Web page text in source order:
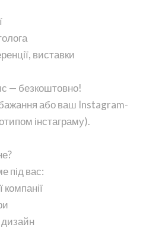
виставки
— безкоштовно!
або ваш Instagram-
інстаграму).
під вас: